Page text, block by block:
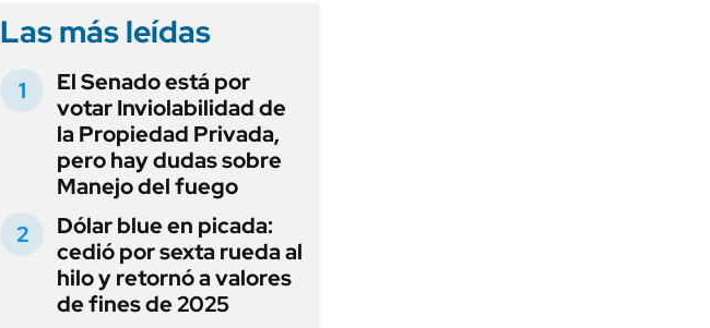
Las más leídas
El Senado está por
votar Inviolabilidad de
la Propiedad Privada,
pero hay dudas sobre
Manejo del fuego
Dólar blue en picada:
cedió por sexta rueda al
hilo y retornó a valores
de fines de 2025